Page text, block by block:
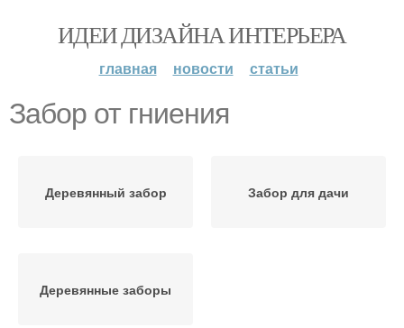
ИДЕИ ДИЗАЙНА ИНТЕРЬЕРА
главная новости статьи
Забор от гниения
Деревянный забор Забор для дачи
Деревянные заборы